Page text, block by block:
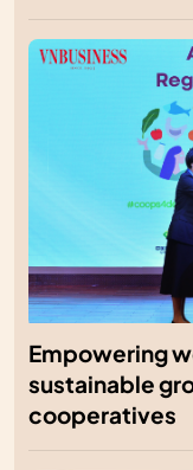
Empowering
sustainable
cooperatives